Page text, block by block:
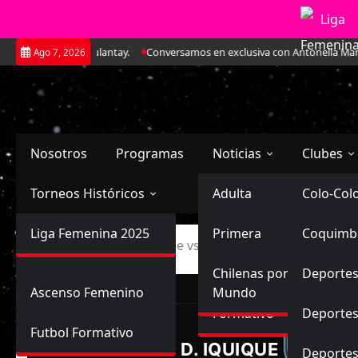
Saltar
al
contenido
Ago 7, 2026
CAR José Sulantay. Conversamos en exclusiva con Antonella
Nosotros Programas Noticias
Selección Chilena
Adulta
Sub-20
Sub-17
Futbol Nacional
Primera
Ascenso
Formativo
Futbol Internacional
Chilenas por el
Mundo
Clubes
Primera
Colo-
Ascenso
Torneos Históricos
Primera División
Femenina
Liga Femenina 2025
Ascenso Femenino
Futbol Formativo
Inicio Deportes Iquique vs Deportes Recoleta
LIGA FEMENINA,
D. IQUIQUE